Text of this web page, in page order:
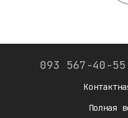
093 567-40-55
Полная